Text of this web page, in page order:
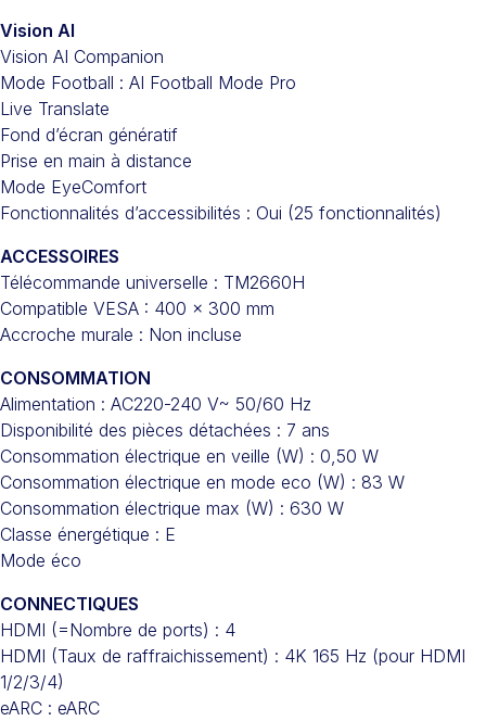
Vision AI
Vision AI Companion
Mode Football : AI Football Mode Pro
Live Translate
Fond d’écran génératif
Prise en main à distance
Mode EyeComfort
Fonctionnalités d’accessibilités : Oui (25 fonctionnalités)
ACCESSOIRES
Télécommande universelle : TM2660H
Compatible VESA : 400 x 300 mm
Accroche murale : Non incluse
CONSOMMATION
Alimentation : AC220-240 V~ 50/60 Hz
Disponibilité des pièces détachées : 7 ans
Consommation électrique en veille (W) : 0,50 W
Consommation électrique en mode eco (W) : 83 W
Consommation électrique max (W) : 630 W
Classe énergétique : E
Mode éco
CONNECTIQUES
HDMI (=Nombre de ports) : 4
HDMI (Taux de raffraichissement) : 4K 165 Hz (pour HDMI
1/2/3/4)
eARC : eARC